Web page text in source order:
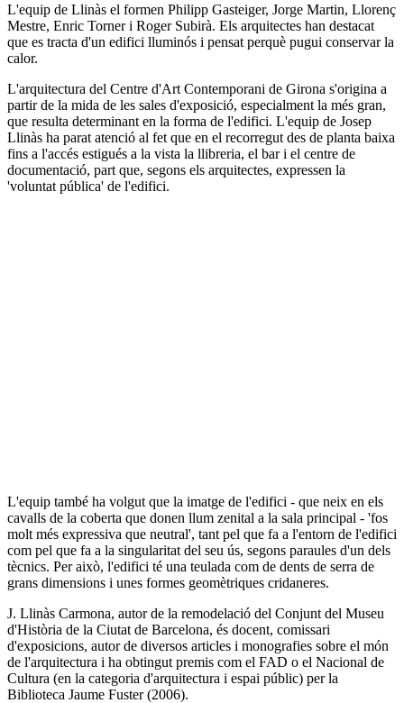
L'equip de Llinàs el formen Philipp Gasteiger, Jorge Martin, Llorenç
Mestre, Enric Torner i Roger Subirà. Els arquitectes han destacat
que es tracta d'un edifici lluminós i pensat perquè pugui conservar la
calor.
L'arquitectura del Centre d'Art Contemporani de Girona s'origina a
partir de la mida de les sales d'exposició, especialment la més gran,
que resulta determinant en la forma de l'edifici. L'equip de Josep
Llinàs ha parat atenció al fet que en el recorregut des de planta baixa
fins a l'accés estigués a la vista la llibreria, el bar i el centre de
documentació, part que, segons els arquitectes, expressen la
'voluntat pública' de l'edifici.
L'equip també ha volgut que la imatge de l'edifici - que neix en els
cavalls de la coberta que donen llum zenital a la sala principal - 'fos
molt més expressiva que neutral', tant pel que fa a l'entorn de l'edifici
com pel que fa a la singularitat del seu ús, segons paraules d'un dels
tècnics. Per això, l'edifici té una teulada com de dents de serra de
grans dimensions i unes formes geomètriques cridaneres.
J. Llinàs Carmona, autor de la remodelació del Conjunt del Museu
d'Història de la Ciutat de Barcelona, és docent, comissari
d'exposicions, autor de diversos articles i monografies sobre el món
de l'arquitectura i ha obtingut premis com el FAD o el Nacional de
Cultura (en la categoria d'arquitectura i espai públic) per la
Biblioteca Jaume Fuster (2006).